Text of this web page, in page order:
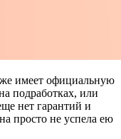
имеет официальную
подработках, или
нет гарантий и
просто не успела ею